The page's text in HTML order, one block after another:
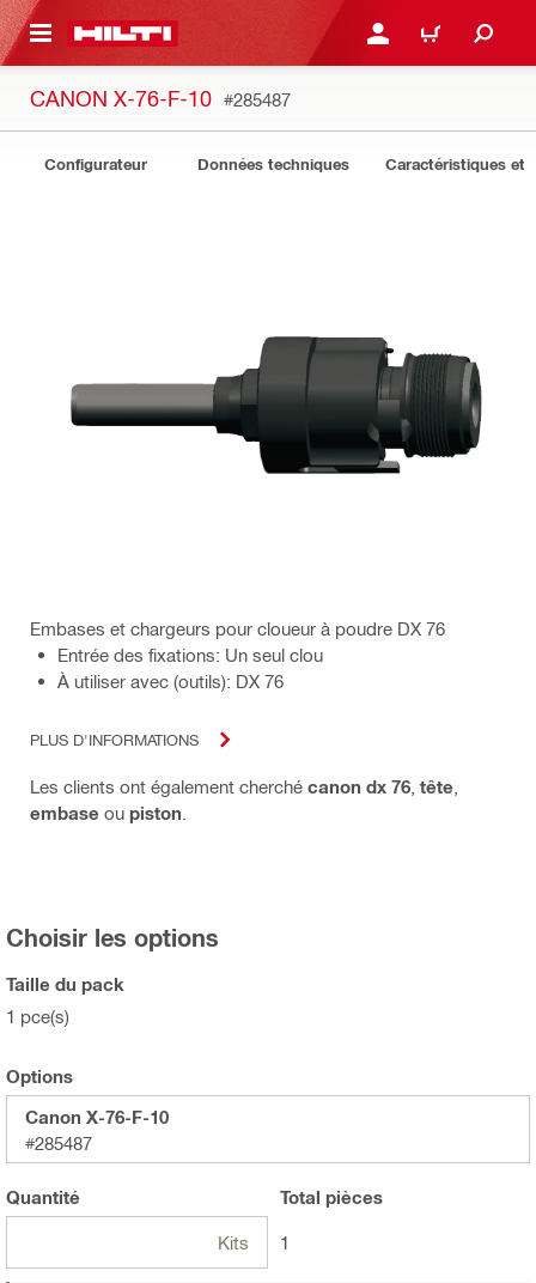
CONTENT CONNEXION OU
PANIER
CANON X-76-F-10 #285487
Configurateur Données techniques Caractéristiques et
Embases et chargeurs pour cloueur à poudre DX 76
Entrée des fixations: Un seul clou
À utiliser avec (outils): DX 76
PLUS D'INFORMATIONS
Les clients ont également cherché canon dx 76 tête
embase ou piston
Choisir les options
Taille du pack
1 pce(s)
Options
Canon X-76-F-10
#285487
Quantité
Kits
Total pièces
1